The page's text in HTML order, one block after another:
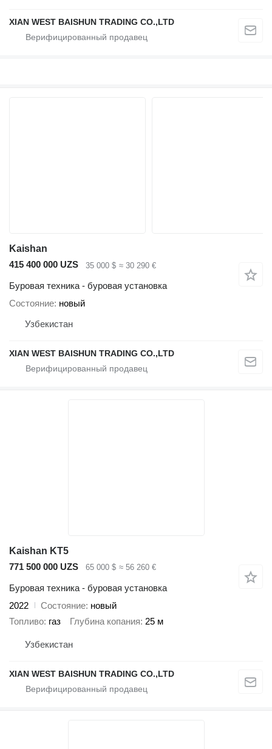
XIAN WEST BAISHUN TRADING CO.,LTD
Kaishan
415 400 000 UZS
35 000 $ ≈ 30 290 €
Буровая техника - буровая установка
Состояние новый
Узбекистан
XIAN WEST BAISHUN TRADING CO.,LTD
Kaishan KT5
771 500 000 UZS
65 000 $ ≈ 56 260 €
Буровая техника - буровая установка
2022
Состояние новый
Топливо газ Глубина копания 25 м
Узбекистан
XIAN WEST BAISHUN TRADING CO.,LTD